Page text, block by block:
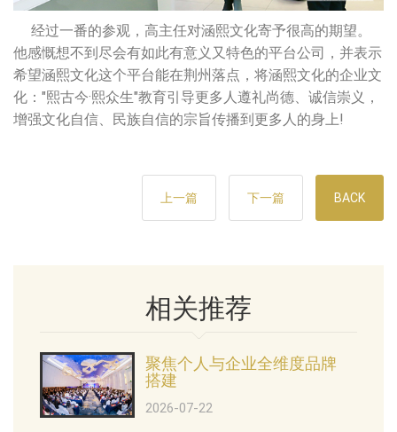
经过一番的参观，高主任对涵熙文化寄予很高的期望。
他感慨想不到尽会有如此有意义又特色的平台公司，并表示
希望涵熙文化这个平台能在荆州落点，将涵熙文化的企业文
化："熙古今·熙众生"教育引导更多人遵礼尚德、诚信崇义，
增强文化自信、民族自信的宗旨传播到更多人的身上!
上一篇 下一篇 BACK
相关推荐
聚焦个人与企业全维度品牌
搭建
2026-07-22